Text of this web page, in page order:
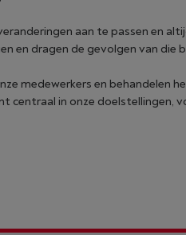
aan te passen en
en dragen de gevolgen van
medewerkers en behandelen
centraal in onze doelstellingen,